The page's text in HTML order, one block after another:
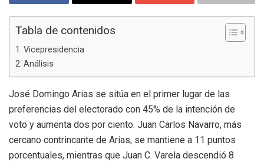
Tabla de contenidos
Vicepresidencia
Análisis
José Domingo Arias se sitúa en el primer lugar de las
preferencias del electorado con 45% de la intención de
voto y aumenta dos por ciento. Juan Carlos Navarro, más
cercano contrincante de Arias, se mantiene a 11 puntos
porcentuales, mientras que Juan C. Varela descendió 8